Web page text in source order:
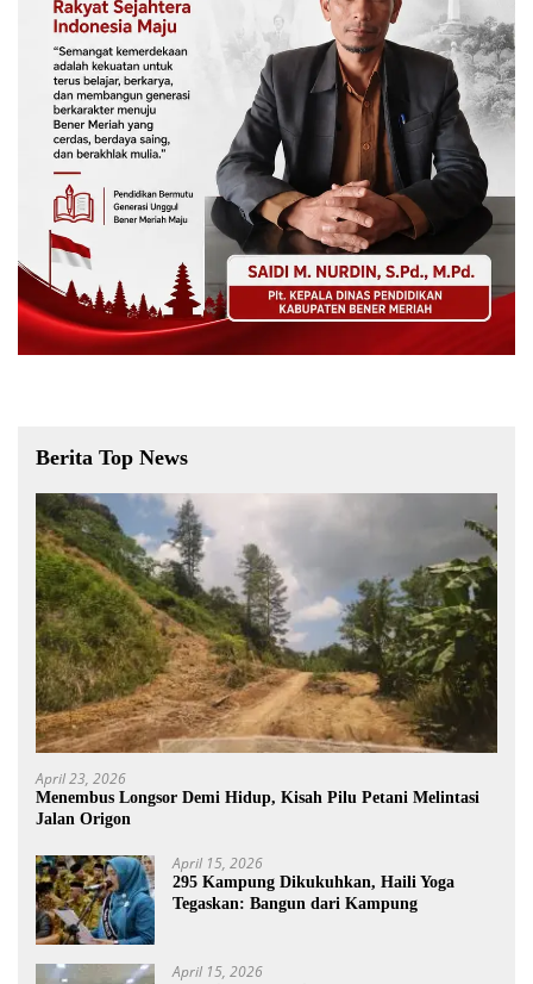
Berita Top News
April 23, 2026
Menembus Longsor Demi Hidup, Kisah Pilu Petani Melintasi
Jalan Origon
April 15, 2026
295 Kampung Dikukuhkan, Haili Yoga
Tegaskan: Bangun dari Kampung
April 15, 2026